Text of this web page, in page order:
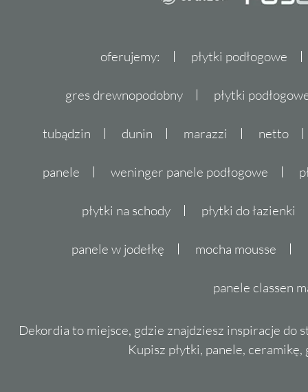
oferujemy: płytki podłogowe
gres drewnopodobny płytki
tubądzin dunin marazzi netto
panele weninger panele podłogowe
płytki na schody płytki do łazienki
panele w jodełkę mocha mousse
panele classen
Dekordia to miejsce, gdzie znajdziesz inspiracje do
Kupisz płytki, panele,